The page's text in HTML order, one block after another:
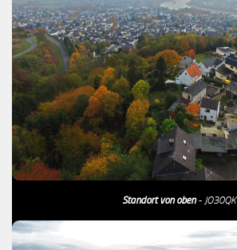
Standort von oben- JO30QK